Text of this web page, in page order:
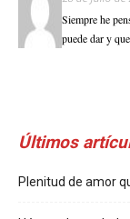
Siempre he
puede dar y
Últimos
Plenitud de amor